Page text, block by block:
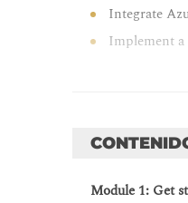
Integrate
Implement
Optimize
Manage an
Module 1: Get